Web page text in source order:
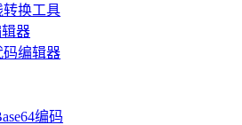
转换工具
辑器
码编辑器
编码